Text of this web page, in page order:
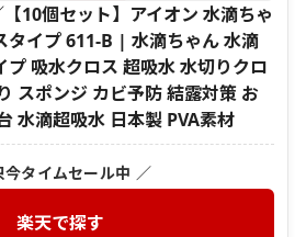
10個セット】アイオン 水滴ちゃ
タイプ 611-B | 水滴ちゃん 水滴
プ 吸水クロス 超吸水 水切りクロ
スポンジ カビ予防 結露対策 お
水滴超吸水 日本製 PVA素材
今タイムセール中 ／
楽天で探す